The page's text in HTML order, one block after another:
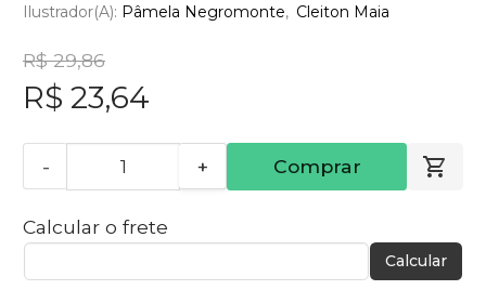
Ilustrador(a): Pâmela Negromonte Cleiton Maia
R$ 29,86
R$ 23,64
- + Comprar
Calcular o frete
Calcular